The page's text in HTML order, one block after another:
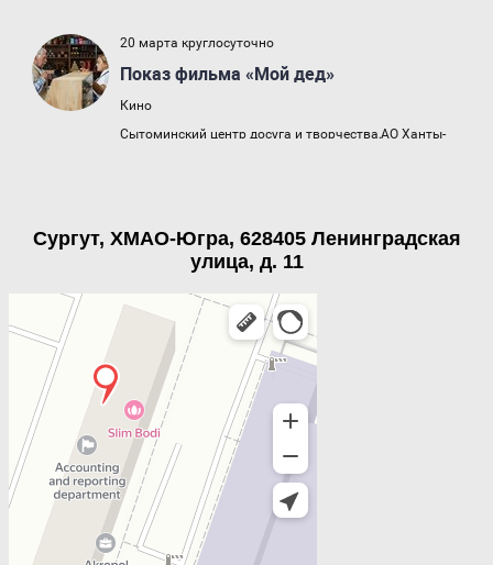
Сургут, ХМАО-Югра, 628405 Ленинградская
улица, д. 11